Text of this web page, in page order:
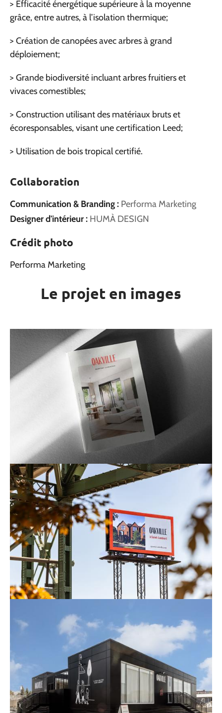
> Efficacité énergétique supérieure à la moyenne
grâce, entre autres, à l’isolation thermique;
> Création de canopées avec arbres à grand
déploiement;
> Grande biodiversité incluant arbres fruitiers et
vivaces comestibles;
> Construction utilisant des matériaux bruts et
écoresponsables, visant une certification Leed;
> Utilisation de bois tropical certifié.
Collaboration
Communication & Branding : Performa Marketing
Designer d'intérieur : HUMÀ DESIGN
Crédit photo
Performa Marketing
Le projet en images